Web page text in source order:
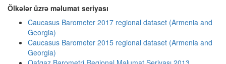
Ölkələr üzrə məlumat seriyası
Caucasus Barometer 2017 regional dataset (Armenia and
Georgia)
Caucasus Barometer 2015 regional dataset (Armenia and
Georgia)